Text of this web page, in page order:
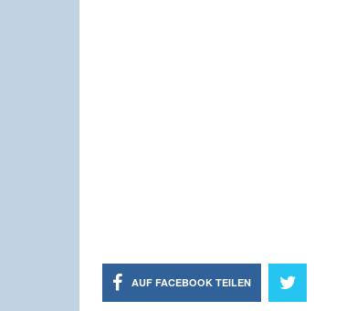
AUF FACEBOOK TEILEN